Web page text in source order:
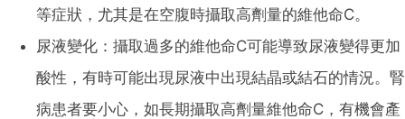
等症狀，尤其是在空腹時攝取高劑量的維他命C。
尿液變化：攝取過多的維他命C可能導致尿液變得更加
酸性，有時可能出現尿液中出現結晶或結石的情況。腎
病患者要小心，如長期攝取高劑量維他命C，有機會產